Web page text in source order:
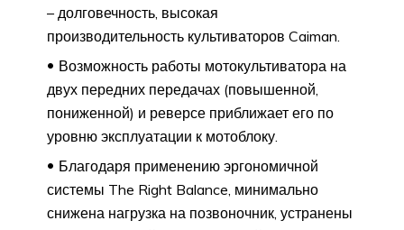
– долговечность, высокая
производительность культиваторов Caiman.
Возможность работы мотокультиватора на
двух передних передачах (повышенной,
пониженной) и реверсе приближает его по
уровню эксплуатации к мотоблоку.
Благодаря применению эргономичной
системы The Right Balance, минимально
снижена нагрузка на позвоночник, устранены